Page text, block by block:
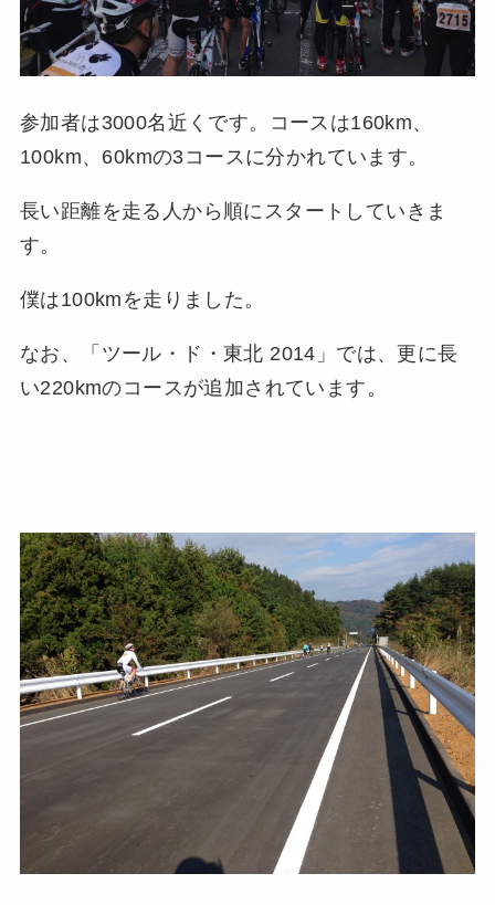
参加者は3000名近くです。コースは160km、
100km、60kmの3コースに分かれています。
長い距離を走る人から順にスタートしていきま
す。
僕は100kmを走りました。
なお、「ツール・ド・東北 2014」では、更に長
い220kmのコースが追加されています。